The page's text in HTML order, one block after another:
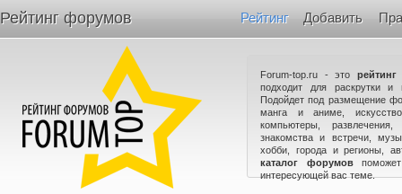
Рейтинг форумов Рейтинг Добавить
Forum-top.ru - это
подходит для раскрутки и
Подойдет под размещение
манга и аниме,
компьютеры,
знакомства и встречи,
хобби, города и регионы,
каталог форумов
интересующей вас теме.